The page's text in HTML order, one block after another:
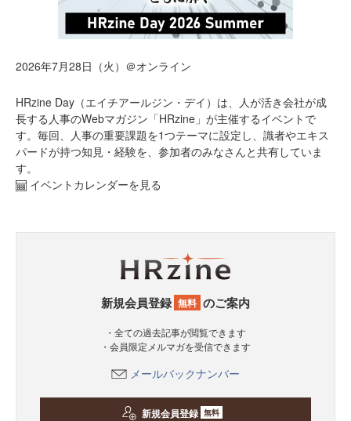
2026年7月28日（火）＠オンライン
HRzine Day（エイチアールジン・デイ）は、人が活き会社が成
長する人事のWebマガジン「HRzine」が主催するイベントで
す。毎回、人事の重要課題を1つテーマに設定し、識者やエキス
パードが持つ知見・経験を、参加者のみなさんと共有していま
す。
イベントカレンダーを見る
新規会員登録 無料 のご案内
・全ての過去記事が閲覧できます
・会員限定メルマガを受信できます
メールバックナンバー
新規会員登録 無料